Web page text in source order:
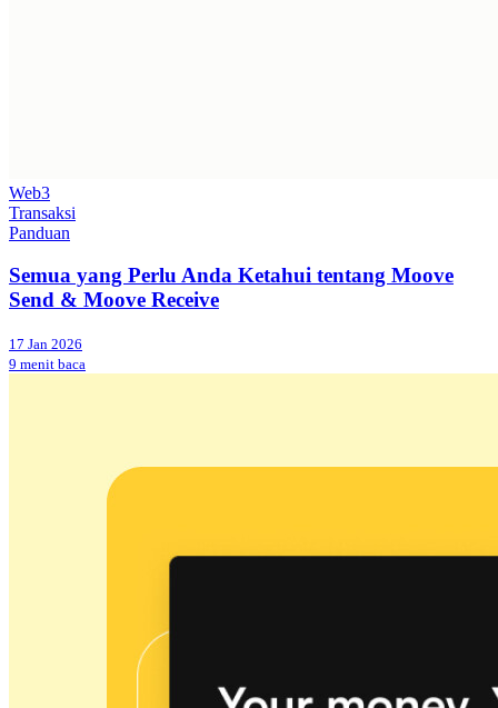
Web3
Transaksi
Panduan
Semua yang Perlu Anda Ketahui tentang Moove
Send & Moove Receive
17 Jan 2026
9 menit baca